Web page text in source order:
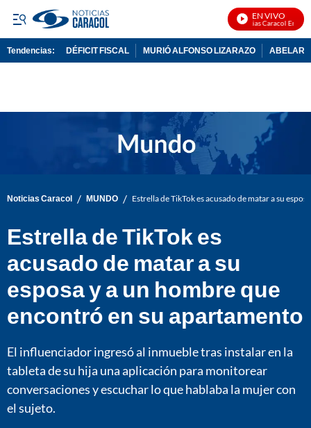
EN VIVO
Noticias Caracol En Vivo
Tendencias: DÉFICIT FISCAL MURIÓ ALFONSO LIZARAZO
Noticias Caracol / MUNDO / Estrella de TikTok es acusado de matar a su
Estrella de TikTok es
acusado de matar a su
esposa y a un hombre que
encontró en su apartamento
El influenciador ingresó al inmueble tras instalar en la
tableta de su hija una aplicación para monitorear
conversaciones y escuchar lo que hablaba la mujer con
el sujeto.